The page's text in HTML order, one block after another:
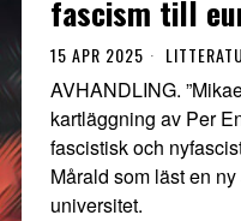
fascism till
15 APR 2025
AVHANDLING.
kartläggning av Per
fascistisk och
Mårald som läst en
universitet.